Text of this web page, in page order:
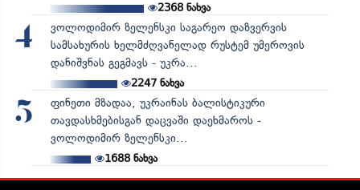
2368ნახვა
4
ვოლოდიმირ ზელენსკი საგარეო დაზვერვის
სამსახურის ხელმძღვანელად რუსტემ უმეროვის
დანიშვნას გეგმავს - უკრა...
2247ნახვა
5
ფინეთი მზადაა, უკრაინას ბალისტიკური
თავდასხმებისგან დაცვაში დაეხმაროს -
ვოლოდიმირ ზელენსკი...
1688ნახვა